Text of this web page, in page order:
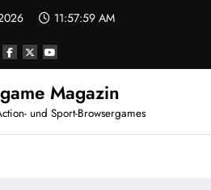
11:58:00 AM
Magazin
und Sport-Browsergames